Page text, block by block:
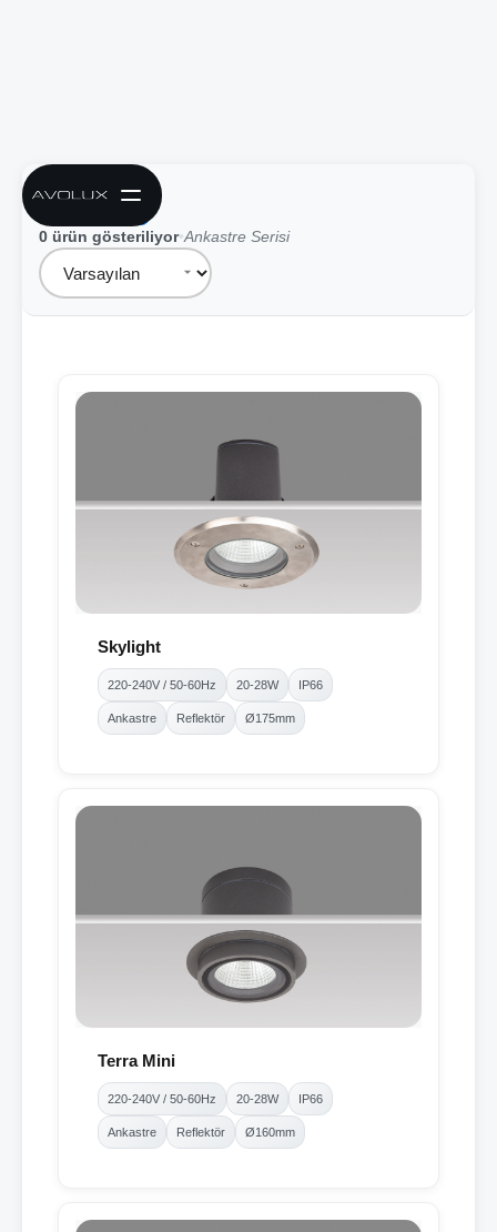
Filtreler
0 ürün gösteriliyor•Ankastre Serisi
Skylight
220-240V / 50-60Hz 20-28W IP66
Ankastre Reflektör Ø175mm
Terra Mini
220-240V / 50-60Hz 20-28W IP66
Ankastre Reflektör Ø160mm